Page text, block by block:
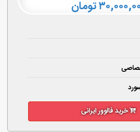
تومان
خرید فالوور ایرانی